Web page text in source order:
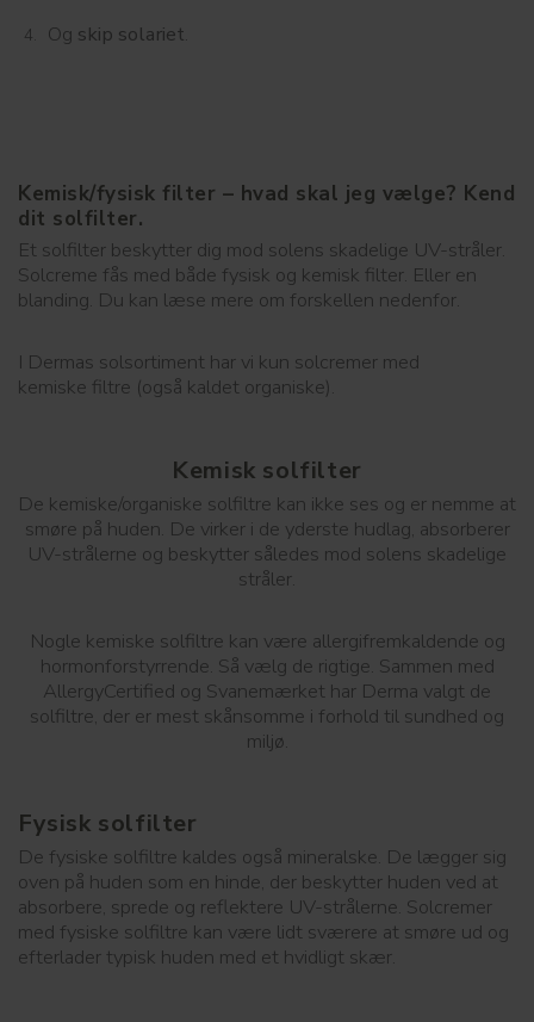
Og skip solariet.
Kemisk/fysisk filter – hvad skal jeg vælge? Kend
dit solfilter.
Et solfilter beskytter dig mod solens skadelige UV-stråler.
Solcreme fås med både fysisk og kemisk filter. Eller en
blanding. Du kan læse mere om forskellen nedenfor.
I Dermas solsortiment har vi kun solcremer med
kemiske filtre (også kaldet organiske).
Kemisk solfilter
De kemiske/organiske solfiltre kan ikke ses og er nemme at
smøre på huden. De virker i de yderste hudlag, absorberer
UV-strålerne og beskytter således mod solens skadelige
stråler.
Nogle kemiske solfiltre kan være allergifremkaldende og
hormonforstyrrende. Så vælg de rigtige. Sammen med
AllergyCertified og Svanemærket har Derma valgt de
solfiltre, der er mest skånsomme i forhold til sundhed og
miljø.
Fysisk solfilter
De fysiske solfiltre kaldes også mineralske. De lægger sig
oven på huden som en hinde, der beskytter huden ved at
absorbere, sprede og reflektere UV-strålerne. Solcremer
med fysiske solfiltre kan være lidt sværere at smøre ud og
efterlader typisk huden med et hvidligt skær.